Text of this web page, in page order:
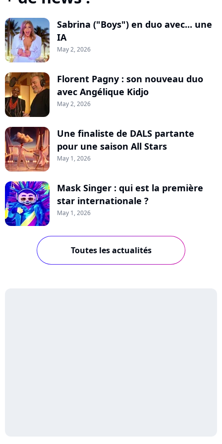
Sabrina ("Boys") en duo avec... une
IA
May 2, 2026
Florent Pagny : son nouveau duo
avec Angélique Kidjo
May 2, 2026
Une finaliste de DALS partante
pour une saison All Stars
May 1, 2026
Mask Singer : qui est la première
star internationale ?
May 1, 2026
Toutes les actualités